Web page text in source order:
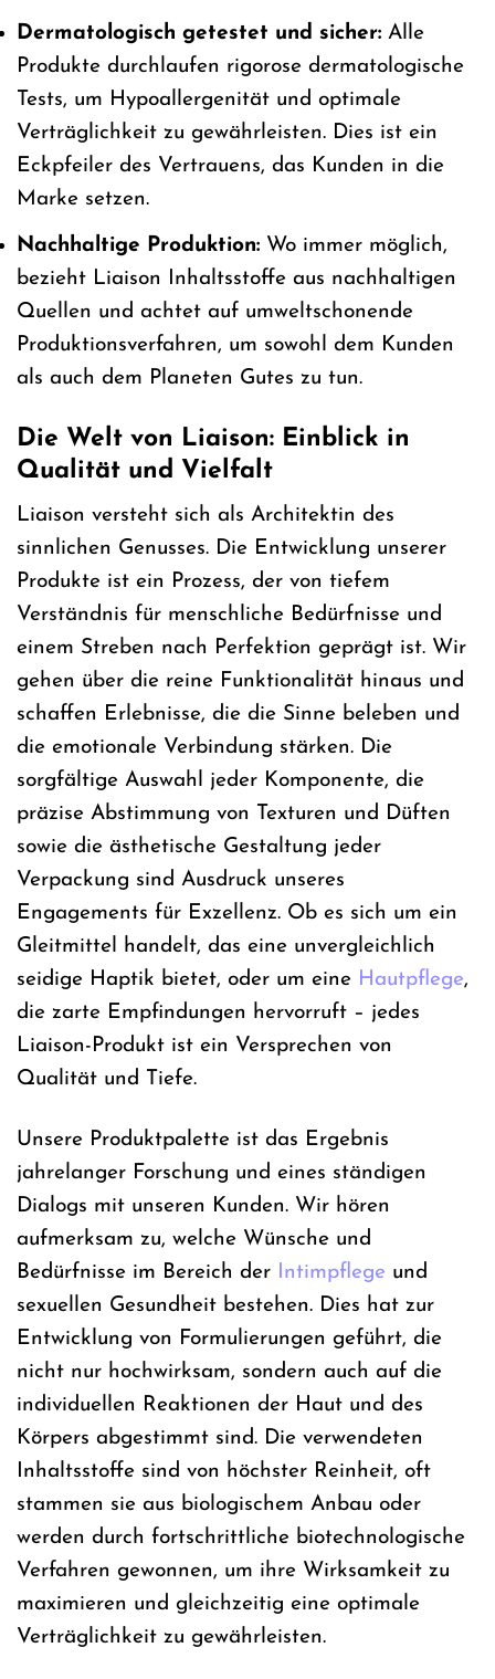
Dermatologisch getestet und sicher: Alle
Produkte durchlaufen rigorose dermatologische
Tests, um Hypoallergenität und optimale
Verträglichkeit zu gewährleisten. Dies ist ein
Eckpfeiler des Vertrauens, das Kunden in die
Marke setzen.
Nachhaltige Produktion: Wo immer möglich,
bezieht Liaison Inhaltsstoffe aus nachhaltigen
Quellen und achtet auf umweltschonende
Produktionsverfahren, um sowohl dem Kunden
als auch dem Planeten Gutes zu tun.
Die Welt von Liaison: Einblick in
Qualität und Vielfalt
Liaison versteht sich als Architektin des
sinnlichen Genusses. Die Entwicklung unserer
Produkte ist ein Prozess, der von tiefem
Verständnis für menschliche Bedürfnisse und
einem Streben nach Perfektion geprägt ist. Wir
gehen über die reine Funktionalität hinaus und
schaffen Erlebnisse, die die Sinne beleben und
die emotionale Verbindung stärken. Die
sorgfältige Auswahl jeder Komponente, die
präzise Abstimmung von Texturen und Düften
sowie die ästhetische Gestaltung jeder
Verpackung sind Ausdruck unseres
Engagements für Exzellenz. Ob es sich um ein
Gleitmittel handelt, das eine unvergleichlich
seidige Haptik bietet, oder um eine Hautpflege,
die zarte Empfindungen hervorruft – jedes
Liaison-Produkt ist ein Versprechen von
Qualität und Tiefe.
Unsere Produktpalette ist das Ergebnis
jahrelanger Forschung und eines ständigen
Dialogs mit unseren Kunden. Wir hören
aufmerksam zu, welche Wünsche und
Bedürfnisse im Bereich der Intimpflege und
sexuellen Gesundheit bestehen. Dies hat zur
Entwicklung von Formulierungen geführt, die
nicht nur hochwirksam, sondern auch auf die
individuellen Reaktionen der Haut und des
Körpers abgestimmt sind. Die verwendeten
Inhaltsstoffe sind von höchster Reinheit, oft
stammen sie aus biologischem Anbau oder
werden durch fortschrittliche biotechnologische
Verfahren gewonnen, um ihre Wirksamkeit zu
maximieren und gleichzeitig eine optimale
Verträglichkeit zu gewährleisten.